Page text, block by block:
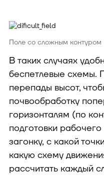
Поле со сложным контуром
В таких случаях
беспетлевые схемы.
перепады высот,
почвообработку
горизонталям (по
подготовки
загонку, с какой
какую схему
рассчитать каждый